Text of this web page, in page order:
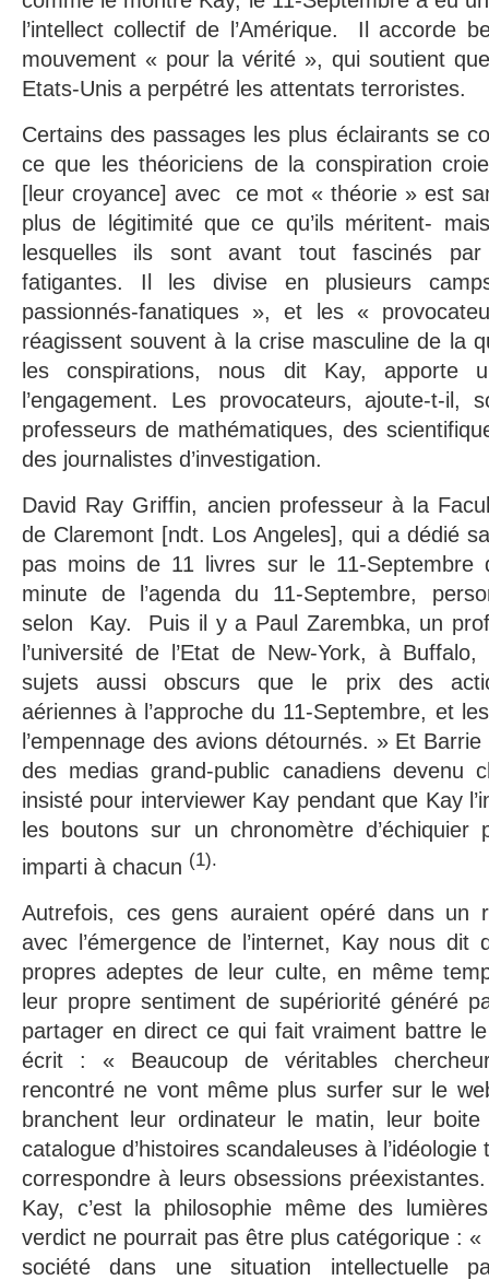
l’intellect collectif de l’Amérique. Il accorde
mouvement « pour la vérité », qui soutient
Etats-Unis a perpétré les attentats terroristes.
Certains des passages les plus éclairants se
ce que les théoriciens de la conspiration
[leur croyance] avec ce mot « théorie » est
plus de légitimité que ce qu’ils méritent-
lesquelles ils sont avant tout fascinés
fatigantes. Il les divise en plusieurs
passionnés-fanatiques », et les «
réagissent souvent à la crise masculine de la
les conspirations, nous dit Kay, apporte
l’engagement. Les provocateurs, ajoute-t-il,
professeurs de mathématiques, des
des journalistes d’investigation.
David Ray Griffin, ancien professeur à la
de Claremont [ndt. Los Angeles], qui a dédié
pas moins de 11 livres sur le 11-Septembre
minute de l’agenda du 11-Septembre,
selon Kay. Puis il y a Paul Zarembka, un
l’université de l’Etat de New-York, à
sujets aussi obscurs que le prix des
aériennes à l’approche du 11-Septembre, et
l’empennage des avions détournés. » Et
des medias grand-public canadiens devenu
insisté pour interviewer Kay pendant que Kay
les boutons sur un chronomètre
imparti à chacun (1).
Autrefois, ces gens auraient opéré dans un
avec l’émergence de l’internet, Kay nous dit
propres adeptes de leur culte, en même
leur propre sentiment de supériorité généré
partager en direct ce qui fait vraiment battre
écrit : « Beaucoup de véritables
rencontré ne vont même plus surfer sur le
branchent leur ordinateur le matin, leur boite
catalogue d’histoires scandaleuses à
correspondre à leurs obsessions
Kay, c’est la philosophie même des
verdict ne pourrait pas être plus catégorique : «
société dans une situation intellectuelle